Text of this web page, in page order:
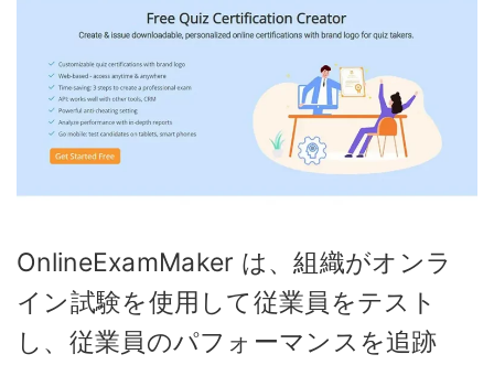
OnlineExamMaker は、組織がオンラ
イン試験を使用して従業員をテスト
し、従業員のパフォーマンスを追跡